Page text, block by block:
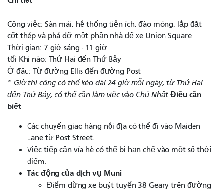
Công việc: Sàn mái, hệ thống tiện ích, đào móng, lắp đặt
cốt thép và phá dỡ một phần nhà để xe Union Square
Thời gian: 7 giờ sáng - 11 giờ
tối Khi nào: Thứ Hai đến Thứ Bảy
Ở đâu: Từ đường Ellis đến đường Post
* Giờ thi công có thể kéo dài 24 giờ mỗi ngày, từ Thứ Hai
đến Thứ Bảy, có thể cần làm việc vào Chủ Nhật Điều cần
biết
Các chuyến giao hàng nội địa có thể đi vào Maiden
Lane từ Post Street.
Việc tiếp cận vỉa hè có thể bị hạn chế vào một số thời
điểm.
Tác động của dịch vụ Muni
Điểm dừng xe buýt tuyến 38 Geary trên đường